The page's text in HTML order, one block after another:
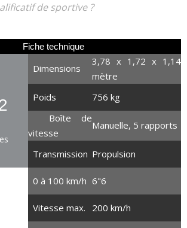
de sportive ?
Fiche technique
Dimensions
3,78 x 1,72 x 1,14
mètre
Poids
756 kg
Boîte de
vitesse
Manuelle, 5 rapports
Transmission Propulsion
0 à 100 km/h 6"6
Vitesse max. 200 km/h